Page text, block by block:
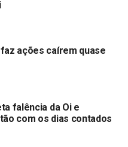
as atenções ao setor
após alta de 212% no
da CVM? Investidores
atípicos
desde 1998 e já
faz ações caírem quase
falência da Oi e
com os dias contados